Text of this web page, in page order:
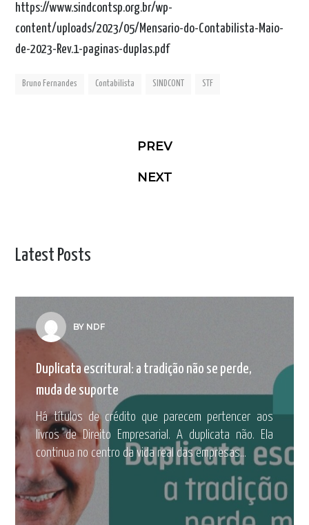
https://www.sindcontsp.org.br/wp-
content/uploads/2023/05/Mensario-do-Contabilista-Maio-
de-2023-Rev.1-paginas-duplas.pdf
Bruno Fernandes Contabilista SINDCONT STF
PREV
NEXT
Latest Posts
BY NDF
Duplicata escritural: a tradição não se perde,
muda de suporte
Há títulos de crédito que parecem pertencer aos
livros de Direito Empresarial. A duplicata não. Ela
continua no centro da vida real das empresas...